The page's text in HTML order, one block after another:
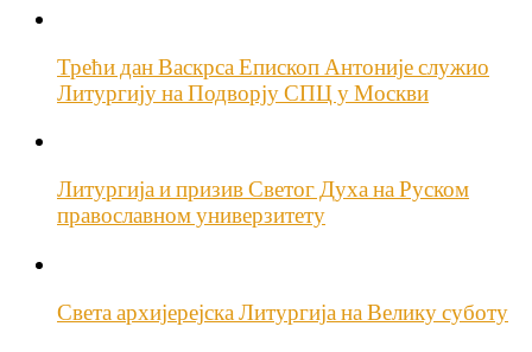
Трећи дан Васкрса Епископ Антоније служио
Литургију на Подворју СПЦ у Москви
Литургија и призив Светог Духа на Руском
православном универзитету
Света архијерејска Литургија на Велику суботу